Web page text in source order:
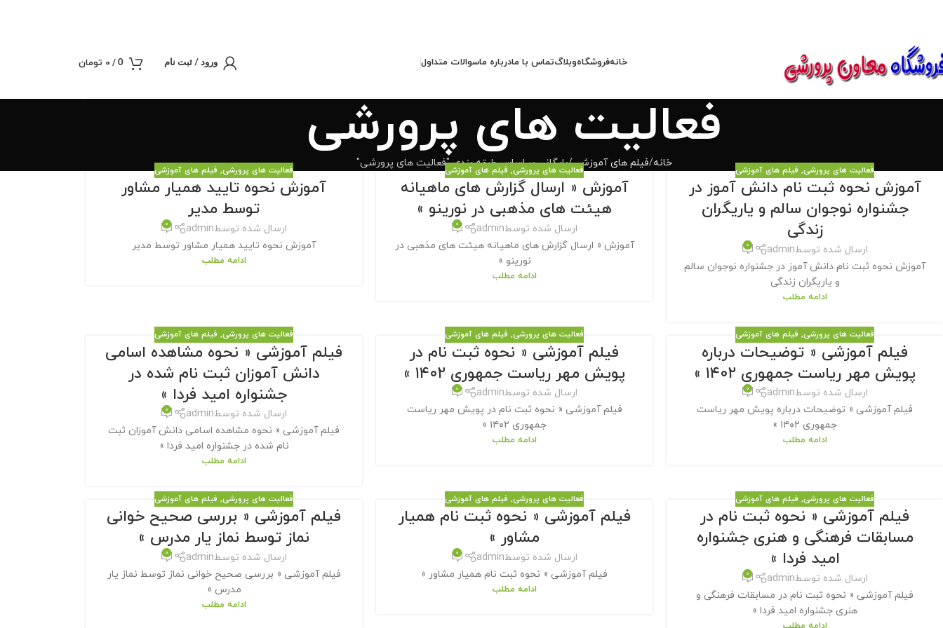
خانهفروشگاهوبلاگتماس با مادرباره ماسوالات متداول ورود / ثبت نام 0
/
0 تومان
فعالیت های پرورشی
خانه فیلم های آموزشی بایگانی بر اساس طبقه بندی "فعالیت های پرورشی"
فعالیت های پرورشی, فیلم های آموزشی
آموزش نحوه ثبت نام دانش آموز در
جشنواره نوجوان سالم و یاریگران
زندگی
ارسال شده توسطadmin
0
آموزش نحوه ثبت نام دانش آموز در جشنواره نوجوان سالم
و یاریگران زندگی
ادامه مطلب
فعالیت های پرورشی, فیلم های آموزشی
آموزش « ارسال گزارش های ماهیانه
هیئت های مذهبی در نورینو »
ارسال شده توسطadmin
0
آموزش « ارسال گزارش های ماهیانه هیئت های مذهبی در
نورینو »
ادامه مطلب
فعالیت های پرورشی, فیلم های آموزشی
آموزش نحوه تایید همیار مشاور
توسط مدیر
ارسال شده توسطadmin
0
آموزش نحوه تایید همیار مشاور توسط مدیر
ادامه مطلب
فعالیت های پرورشی, فیلم های آموزشی
فیلم آموزشی « توضیحات درباره
پویش مهر ریاست جمهوری ۱۴۰۲ »
ارسال شده توسطadmin
0
فیلم آموزشی « توضیحات درباره پویش مهر ریاست
جمهوری ۱۴۰۲ »
ادامه مطلب
فعالیت های پرورشی, فیلم های آموزشی
فیلم آموزشی « نحوه ثبت نام در
پویش مهر ریاست جمهوری ۱۴۰۲ »
ارسال شده توسطadmin
0
فیلم آموزشی « نحوه ثبت نام در پویش مهر ریاست
جمهوری ۱۴۰۲ »
ادامه مطلب
فعالیت های پرورشی, فیلم های آموزشی
فیلم آموزشی « نحوه مشاهده اسامی
دانش آموزان ثبت نام شده در
جشنواره امید فردا »
ارسال شده توسطadmin
0
فیلم آموزشی « نحوه مشاهده اسامی دانش آموزان ثبت
نام شده در جشنواره امید فردا »
ادامه مطلب
فعالیت های پرورشی, فیلم های آموزشی
فیلم آموزشی « نحوه ثبت نام در
مسابقات فرهنگی و هنری جشنواره
امید فردا »
ارسال شده توسطadmin
0
فیلم آموزشی « نحوه ثبت نام در مسابقات فرهنگی و
هنری جشنواره امید فردا »
فعالیت های پرورشی, فیلم های آموزشی
فیلم آموزشی « نحوه ثبت نام همیار
مشاور »
ارسال شده توسطadmin
0
فیلم آموزشی « نحوه ثبت نام همیار مشاور »
ادامه مطلب
فعالیت های پرورشی, فیلم های آموزشی
فیلم آموزشی « بررسی صحیح خوانی
نماز توسط نماز یار مدرس »
ارسال شده توسطadmin
0
فیلم آموزشی « بررسی صحیح خوانی نماز توسط نماز یار
مدرس »
ادامه مطلب